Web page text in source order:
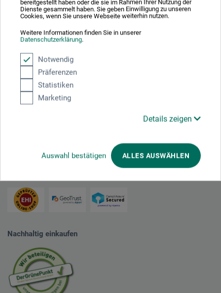
bereitgestellt haben oder die sie im Rahmen Ihrer Nutzung der
Dienste gesammelt haben. Sie geben Einwilligung zu unseren
Cookies, wenn Sie unsere Webseite weiterhin nutzen.
Weitere Informationen finden Sie in unserer
Datenschutzerklärung.
Notwendig
Präferenzen
Statistiken
Marketing
Details zeigen
Auswahl bestätigen ALLES AUSWÄHLEN
Darüber hinaus erwarten Sie in dieser 30. Ausgabe der
boesnerzeitung viele Tipps für lesenswerte Bücher, zahlreiche
Material- und Produktideen sowie natürlich unsere beliebten
Kunsträtsel.
Ab sofort ist die aktuelle boesnerzeitung kostenfrei in allen
derzeit geöffneten Niederlassungen und im Versand erhältlich.
Nachhaltig einkaufen